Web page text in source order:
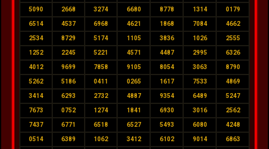
5090 2668 3274 6680 8778 1314 0179
6514 4537 6968 4621 1868 7084 4662
2534 8729 5174 1105 3836 1026 2555
1252 2245 5221 4571 4487 2995 6326
4012 9699 7858 9105 8054 3063 8790
5262 5186 0411 0265 1617 7533 4869
3414 6293 2732 4887 9354 6489 5247
7673 0752 1274 1841 6930 3016 2562
7437 6771 6518 6527 5493 6080 4248
0514 6389 1062 3412 6102 9014 6863